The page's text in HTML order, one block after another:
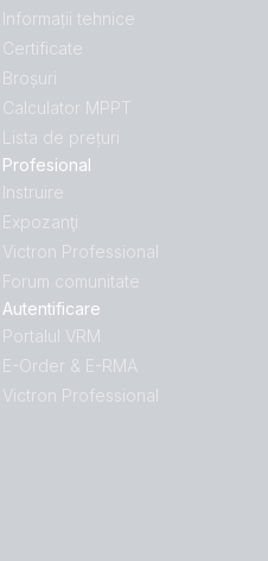
Informații tehnice
Certificate
Broșuri
Calculator MPPT
Lista de prețuri
Profesional
Instruire
Expozanţi
Victron Professional
Forum comunitate
Autentificare
Portalul VRM
E-Order & E-RMA
Victron Professional